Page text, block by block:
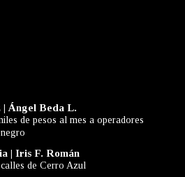
Ángel Beda L.
de pesos al mes a operadores
| Iris F. Román
de Cerro Azul